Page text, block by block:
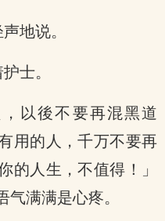
地说。
士。
以後不要再混黑道
用的人，千万不要再
的人生，不值得！」
满满是心疼。